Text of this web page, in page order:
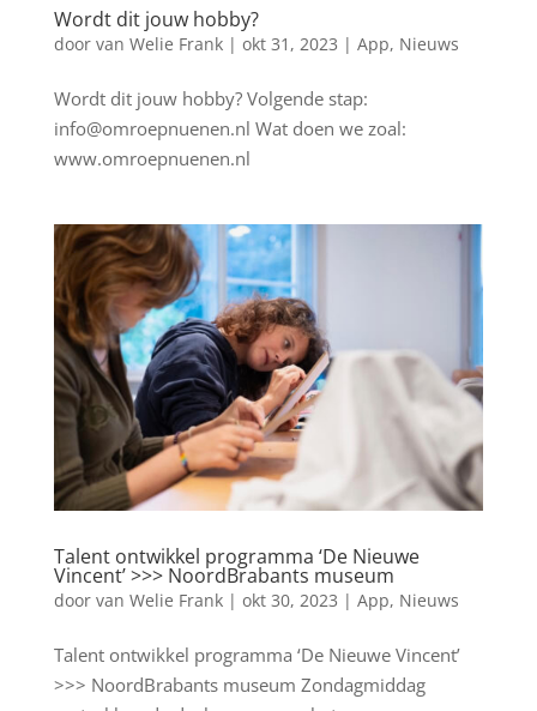
Wordt dit jouw hobby?
door van Welie Frank| okt 31, 2023 | App, Nieuws
Wordt dit jouw hobby? Volgende stap:
info@omroepnuenen.nl Wat doen we zoal:
www.omroepnuenen.nl
Talent ontwikkel programma ‘De Nieuwe
Vincent’ >>> NoordBrabants museum
door van Welie Frank| okt 30, 2023 | App, Nieuws
Talent ontwikkel programma ‘De Nieuwe Vincent’
>>> NoordBrabants museum Zondagmiddag